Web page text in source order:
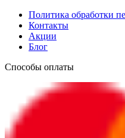
Политика обработки
Контакты
Акции
Блог
Способы оплаты